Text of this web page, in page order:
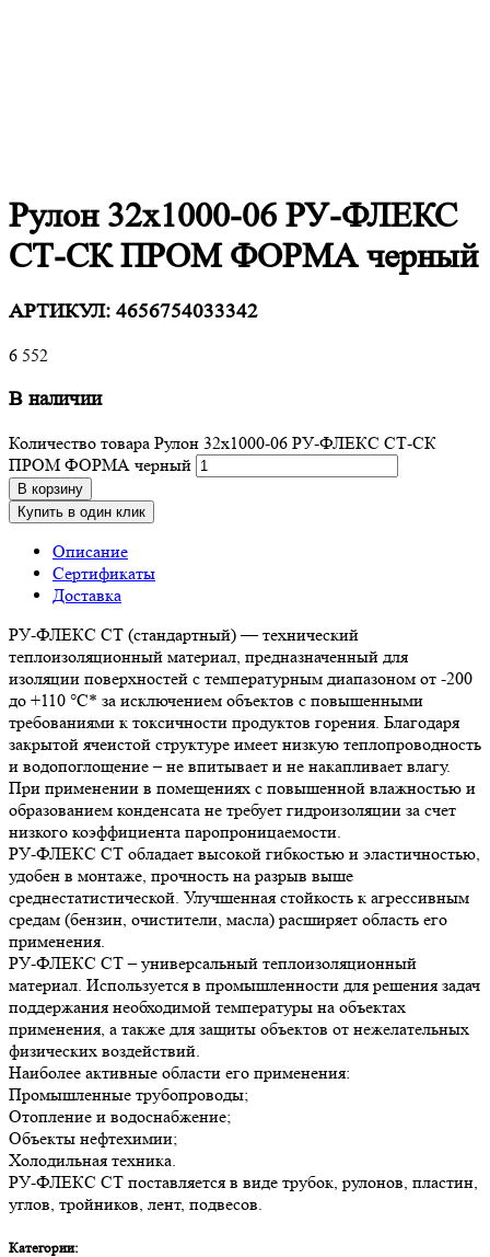
Рулон 32х1000-06 РУ-ФЛЕКС
СТ-СК ПРОМ ФОРМА черный
АРТИКУЛ: 4656754033342
6 552
В наличии
Количество товара Рулон 32х1000-06 РУ-ФЛЕКС СТ-СК
ПРОМ ФОРМА черный
В корзину
Купить в один клик
Описание
Сертификаты
Доставка
РУ-ФЛЕКС СТ (стандартный) — технический
теплоизоляционный материал, предназначенный для
изоляции поверхностей с температурным диапазоном от -200
до +110 °С* за исключением объектов с повышенными
требованиями к токсичности продуктов горения. Благодаря
закрытой ячеистой структуре имеет низкую теплопроводность
и водопоглощение – не впитывает и не накапливает влагу.
При применении в помещениях с повышенной влажностью и
образованием конденсата не требует гидроизоляции за счет
низкого коэффициента паропроницаемости.
РУ-ФЛЕКС СТ обладает высокой гибкостью и эластичностью,
удобен в монтаже, прочность на разрыв выше
среднестатистической. Улучшенная стойкость к агрессивным
средам (бензин, очистители, масла) расширяет область его
применения.
РУ-ФЛЕКС СТ – универсальный теплоизоляционный
материал. Используется в промышленности для решения задач
поддержания необходимой температуры на объектах
применения, а также для защиты объектов от нежелательных
физических воздействий.
Наиболее активные области его применения:
Промышленные трубопроводы;
Отопление и водоснабжение;
Объекты нефтехимии;
Холодильная техника.
РУ-ФЛЕКС СТ поставляется в виде трубок, рулонов, пластин,
углов, тройников, лент, подвесов.
Категории: